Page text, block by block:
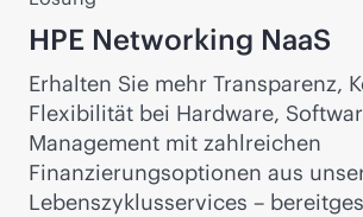
HPE Networking NaaS
Erhalten Sie mehr Transparenz,
Flexibilität bei Hardware,
Management mit zahlreichen
Finanzierungsoptionen aus
Lebenszyklusservices –